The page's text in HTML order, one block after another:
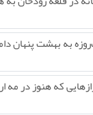
به بهشت پنهان
که هنوز در مه